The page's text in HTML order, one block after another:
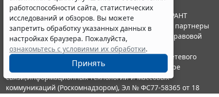
работоспособности сайта, статистических
исследований и обзоров. Вы можете
запретить обработку указанных данных в
настройках браузера. Пожалуйста,
ознакомьтесь с условиями их обработки.
Принять
© ООО "НПП "ГАРАНТ-СЕРВИС", 2026. Система ГАРАНТ
выпускается с 1990 года. Компания "Гарант" и ее партнеры
являются участниками Российской ассоциации правовой
информации ГАРАНТ.
Портал ГАРАНТ.РУ зарегистрирован в качестве сетевого
издания Федеральной службой по надзору в сфере
связи,информационных технологий и массовых
коммуникаций (Роскомнадзором), Эл № ФС77-58365 от 18